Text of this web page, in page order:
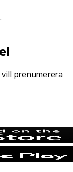
prenumerera